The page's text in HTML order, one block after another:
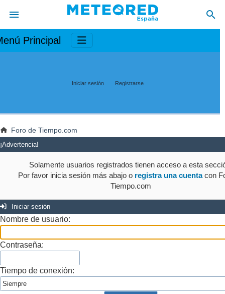
Principal
Iniciar sesión Registrarse
Foro de Tiempo.com
¡Advertencia!
Solamente usuarios registrados tienen acceso a esta
Por favor inicia sesión más abajo o registra una cuentacon
Tiempo.com
Iniciar sesión
Nombre de usuario:
Contraseña:
Tiempo de conexión: